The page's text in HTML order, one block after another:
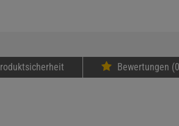
Bewertungen